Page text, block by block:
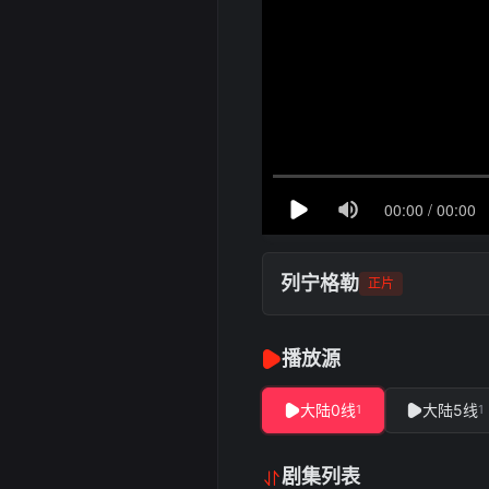
列宁格勒 正片
播放源
大陆0线1 大陆5线1
剧集列表